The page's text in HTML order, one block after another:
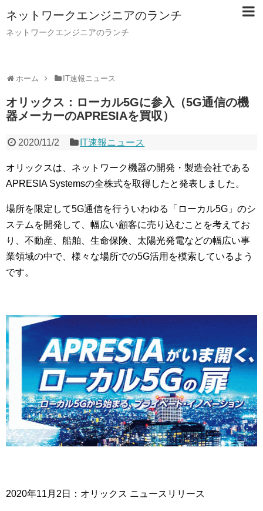
ネットワークエンジニアのランチ
ネットワークエンジニアのランチ
ホーム IT速報ニュース
オリックス：ローカル5Gに参入（5G通信の機
器メーカーのAPRESIAを買収）
2020/11/2 IT速報ニュース
オリックスは、ネットワーク機器の開発・製造会社である
APRESIA Systemsの全株式を取得したと発表しました。
場所を限定して5G通信を行ういわゆる「ローカル5G」のシ
ステムを開発して、幅広い顧客に売り込むことを考えてお
り、不動産、船舶、生命保険、太陽光発電などの幅広い事
業領域の中で、様々な場所での5G活用を模索しているよう
です。
2020年11月2日：オリックス ニュースリリース